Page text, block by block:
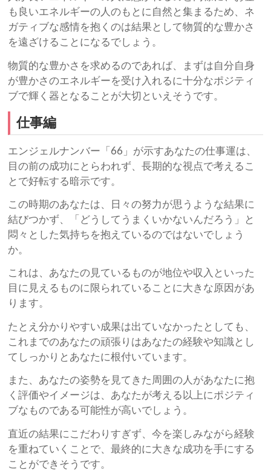
も良いエネルギーの人のもとに自然と集まるため、ネ
ガティブな感情を抱くのは結果として物質的な豊かさ
を遠ざけることになるでしょう。
物質的な豊かさを求めるのであれば、まずは自分自身
が豊かさのエネルギーを受け入れるに十分なポジティ
ブで輝く器となることが大切といえそうです。
仕事編
エンジェルナンバー「66」が示すあなたの仕事運は、
目の前の成功にとらわれず、長期的な視点で考えるこ
とで好転する暗示です。
この時期のあなたは、日々の努力が思うような結果に
結びつかず、「どうしてうまくいかないんだろう」と
悶々とした気持ちを抱えているのではないでしょう
か。
これは、あなたの見ているものが地位や収入といった
目に見えるものに限られていることに大きな原因があ
ります。
たとえ分かりやすい成果は出ていなかったとしても、
これまでのあなたの頑張りはあなたの経験や知識とし
てしっかりとあなたに根付いています。
また、あなたの姿勢を見てきた周囲の人があなたに抱
く評価やイメージは、あなたが考える以上にポジティ
ブなものである可能性が高いでしょう。
直近の結果にこだわりすぎず、今を楽しみながら経験
を重ねていくことで、最終的に大きな成功を手にする
ことができそうです。